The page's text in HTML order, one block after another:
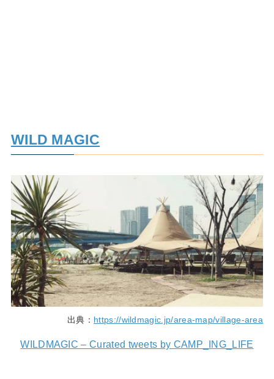
WILD MAGIC
出典： https://wildmagic.jp/area-map/village-area
WILDMAGIC – Curated tweets by CAMP_ING_LIFE